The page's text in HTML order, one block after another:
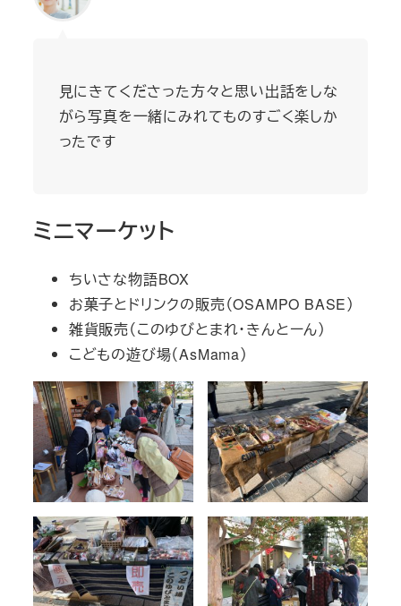
見にきてくださった方々と思い出話をしな
がら写真を一緒にみれてものすごく楽しか
ったです
ミニマーケット
ちいさな物語BOX
お菓子とドリンクの販売（OSAMPO BASE）
雑貨販売（このゆびとまれ・きんとーん）
こどもの遊び場（AsMama）